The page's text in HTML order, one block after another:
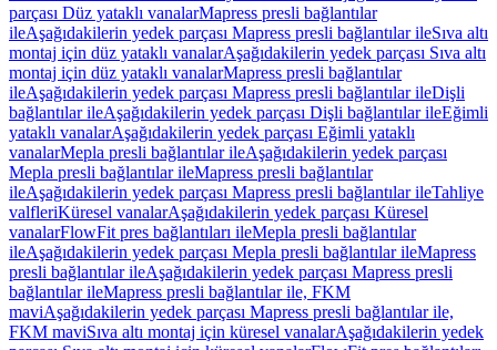
parçası Düz yataklı vanalarMapress presli bağlantılar
ileAşağıdakilerin yedek parçası Mapress presli bağlantılar ileSıva altı
montaj için düz yataklı vanalarAşağıdakilerin yedek parçası Sıva altı
montaj için düz yataklı vanalarMapress presli bağlantılar
ileAşağıdakilerin yedek parçası Mapress presli bağlantılar ileDişli
bağlantılar ileAşağıdakilerin yedek parçası Dişli bağlantılar ileEğimli
yataklı vanalarAşağıdakilerin yedek parçası Eğimli yataklı
vanalarMepla presli bağlantılar ileAşağıdakilerin yedek parçası
Mepla presli bağlantılar ileMapress presli bağlantılar
ileAşağıdakilerin yedek parçası Mapress presli bağlantılar ileTahliye
valfleriKüresel vanalarAşağıdakilerin yedek parçası Küresel
vanalarFlowFit pres bağlantıları ileMepla presli bağlantılar
ileAşağıdakilerin yedek parçası Mepla presli bağlantılar ileMapress
presli bağlantılar ileAşağıdakilerin yedek parçası Mapress presli
bağlantılar ileMapress presli bağlantılar ile, FKM
maviAşağıdakilerin yedek parçası Mapress presli bağlantılar ile,
FKM maviSıva altı montaj için küresel vanalarAşağıdakilerin yedek